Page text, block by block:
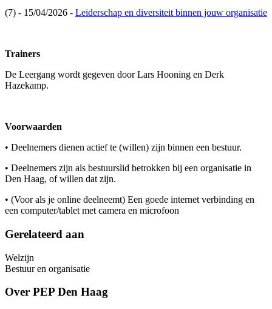
(7) - 15/04/2026 - Leiderschap en diversiteit binnen jouw organisatie
Trainers
De Leergang wordt gegeven door Lars Hooning en Derk
Hazekamp.
Voorwaarden
• Deelnemers dienen actief te (willen) zijn binnen een bestuur.
• Deelnemers zijn als bestuurslid betrokken bij een organisatie in
Den Haag, of willen dat zijn.
• (Voor als je online deelneemt) Een goede internet verbinding en
een computer/tablet met camera en microfoon
Gerelateerd aan
Welzijn
Bestuur en organisatie
Over PEP Den Haag